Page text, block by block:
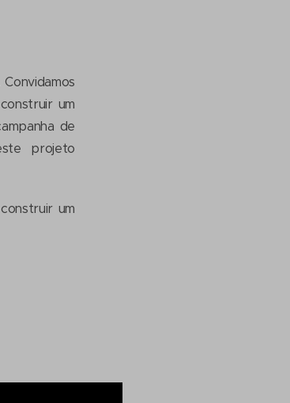
um
de
projeto
um